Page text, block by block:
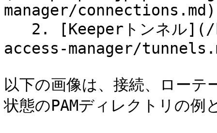
manager/connections.md)
access-manager/
以下の画像は、接続、ロー
状態のPAMディレクトリの例